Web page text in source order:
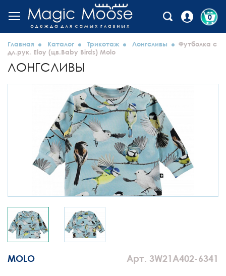
0
Главная Каталог Трикотаж Лонгсливы
Футболка с
дл.рук. Eloy (цв.Baby Birds) Molo
ЛОНГСЛИВЫ
Арт. 3W21A402-6341
MOLO